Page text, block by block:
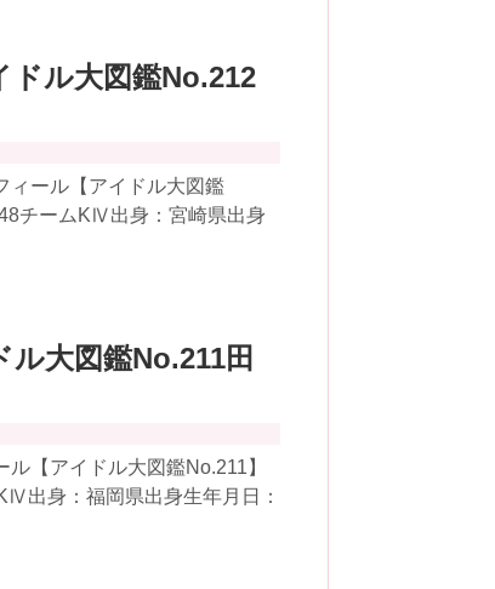
ドル大図鑑No.212
ィール【アイドル大図鑑
チームKⅣ出身：宮崎県出身
大図鑑No.211田
【アイドル大図鑑No.211】
出身：福岡県出身生年月日：